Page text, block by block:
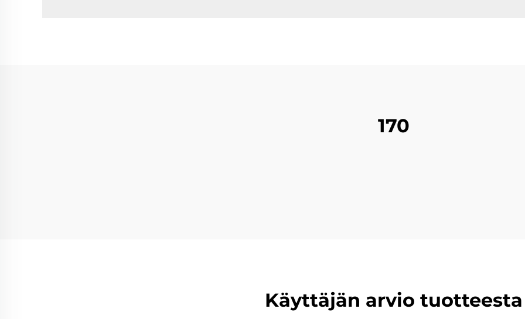
170
Käyttäjän arvio tuotteesta